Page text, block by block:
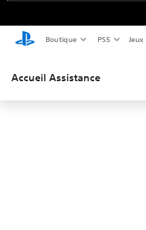
Boutique PS5 Jeux
Accueil Assistance